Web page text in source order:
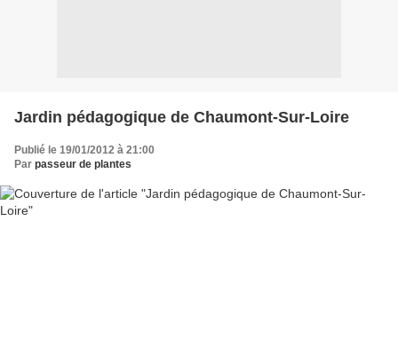
Jardin pédagogique de Chaumont-Sur-Loire
Publié le 19/01/2012 à 21:00
Par passeur de plantes